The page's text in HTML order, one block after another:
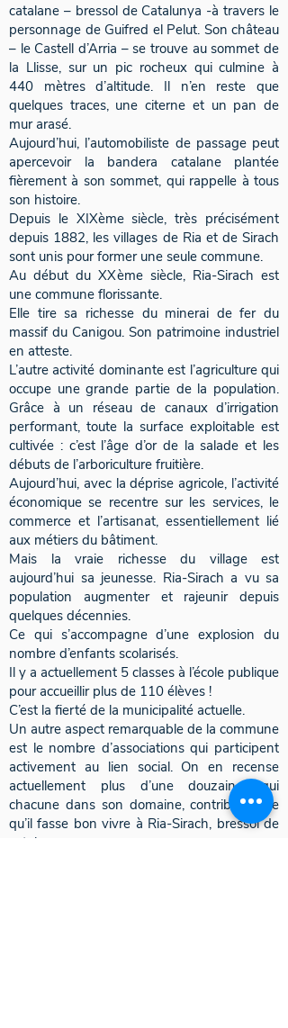
catalane – bressol de Catalunya -à travers le
personnage de Guifred el Pelut. Son château
– le Castell d’Arria – se trouve au sommet de
la Llisse, sur un pic rocheux qui culmine à
440 mètres d’altitude. Il n’en reste que
quelques traces, une citerne et un pan de
mur arasé.
Aujourd’hui, l’automobiliste de passage peut
apercevoir la bandera catalane plantée
fièrement à son sommet, qui rappelle à tous
son histoire.
Depuis le XIXème siècle, très précisément
depuis 1882, les villages de Ria et de Sirach
sont unis pour former une seule commune.
Au début du XXème siècle, Ria-Sirach est
une commune florissante.
Elle tire sa richesse du minerai de fer du
massif du Canigou. Son patrimoine industriel
en atteste.
L’autre activité dominante est l’agriculture qui
occupe une grande partie de la population.
Grâce à un réseau de canaux d’irrigation
performant, toute la surface exploitable est
cultivée : c’est l’âge d’or de la salade et les
débuts de l’arboriculture fruitière.
Aujourd’hui, avec la déprise agricole, l’activité
économique se recentre sur les services, le
commerce et l’artisanat, essentiellement lié
aux métiers du bâtiment.
Mais la vraie richesse du village est
aujourd’hui sa jeunesse. Ria-Sirach a vu sa
population augmenter et rajeunir depuis
quelques décennies.
Ce qui s’accompagne d’une explosion du
nombre d’enfants scolarisés.
Il y a actuellement 5 classes à l’école publique
pour accueillir plus de 110 élèves !
C’est la fierté de la municipalité actuelle.
Un autre aspect remarquable de la commune
est le nombre d’associations qui participent
activement au lien social. On en recense
actuellement plus d’une douzaine, qui
chacune dans son domaine, contribue à ce
qu’il fasse bon vivre à Ria-Sirach, bressol de
catalunya .